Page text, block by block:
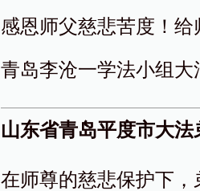
感恩师父慈悲苦度！给
青岛李沧一学法小组大
山东省青岛平度市大
在师尊的慈悲保护下